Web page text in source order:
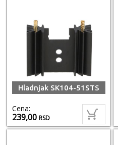
Hladnjak SK104-51STS
Cena:
239,00RSD